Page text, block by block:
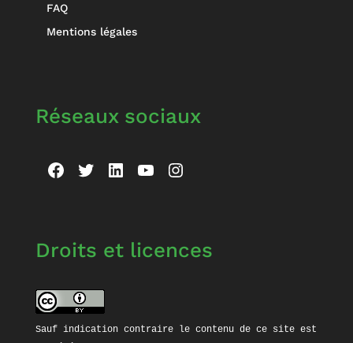
FAQ
Mentions légales
Réseaux sociaux
Facebook
Twitter
LinkedIn
YouTubeInstagram
Droits et licences
Sauf indication contraire le contenu de ce site est